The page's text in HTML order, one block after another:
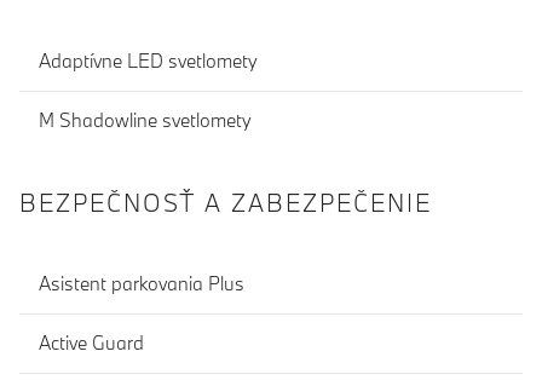
Adaptívne LED svetlomety
M Shadowline svetlomety
BEZPEČNOSŤ A ZABEZPEČENIE
Asistent parkovania Plus
Active Guard